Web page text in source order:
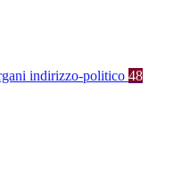
indirizzo-politico 48